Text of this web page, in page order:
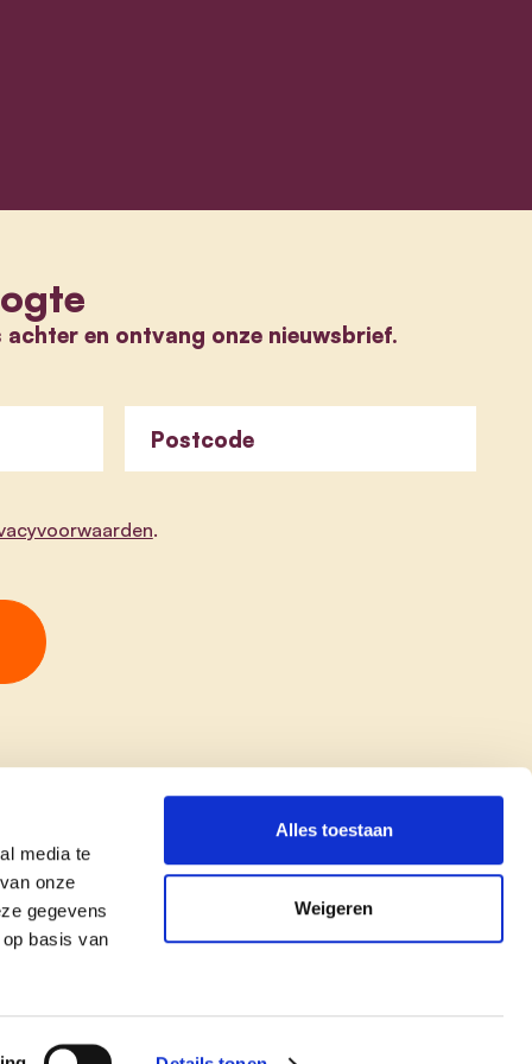
media te
onze
gegevens
basis van
Alles toestaan
Weigeren
en ontvang onze nieuwsbrief.
Postcode
.